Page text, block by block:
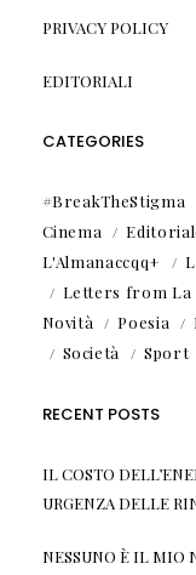
PRIVACY POLICY
EDITORIALI
CATEGORIES
#BreakTheStigma
Cinema
L'Almanaccqq+
Letters from La
Novità
Poesia
Società
Sport
RECENT POSTS
IL COSTO
URGENZA DELLE
NESSUNO È IL MIO